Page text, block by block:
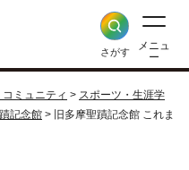
さがす
メニュ
ー
ミュニティ > スポーツ・生涯学
記念館 > 旧多摩聖蹟記念館 これま